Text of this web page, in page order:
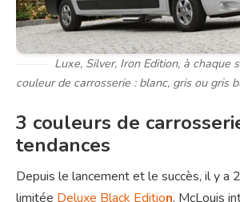
Luxe, Silver, Iron Edition, à chaque
couleur de carrosserie : blanc, gris ou gris
3 couleurs de
tendances
Depuis le lancement et le succès, il y a
limitée Deluxe Black Edition, McLouis